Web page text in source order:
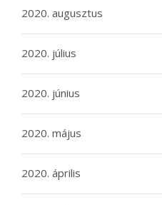
2020. augusztus
2020. július
2020. június
2020. május
2020. április